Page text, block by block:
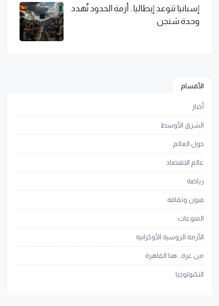
إسبانيا تتوعد إيطاليا.. أزمة الحدود تُهدد
وحدة شنجن
الأقسام
أخبار
الشرق الأوسط
حول العالم
عالم الاقتصاد
رياضة
فنون وثقافة
المنوعات
الأزمة الروسية الأوكرانية
من غزة.. هنا القاهرة
التكنولوجيا